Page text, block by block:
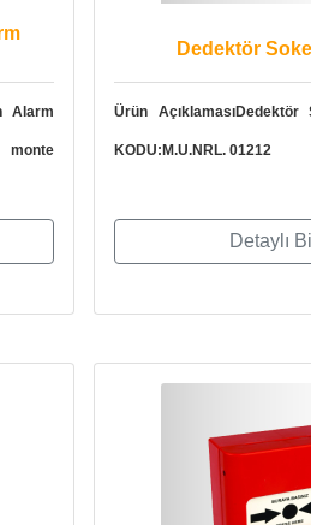
Alarm
monte
Dedektör
Ürün AçıklamasıDedektör
KODU:M.U.NRL. 01212
Detaylı